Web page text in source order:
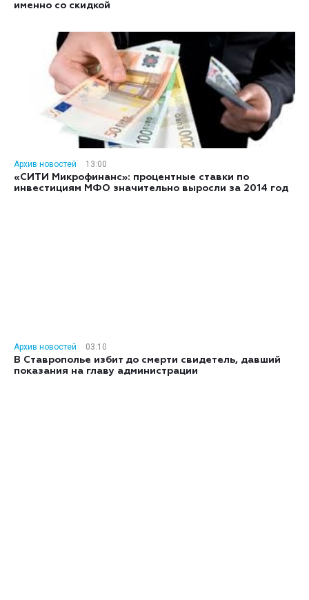
именно со скидкой
Архив новостей
13:00
«СИТИ Микрофинанс»: процентные ставки по
инвестициям МФО значительно выросли за 2014 год
Архив новостей
03:10
В Ставрополье избит до смерти свидетель, давший
показания на главу администрации